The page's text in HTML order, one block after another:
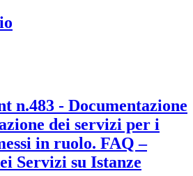
n.483 - Documentazione
dei servizi per i
in ruolo. FAQ –
Servizi su Istanze